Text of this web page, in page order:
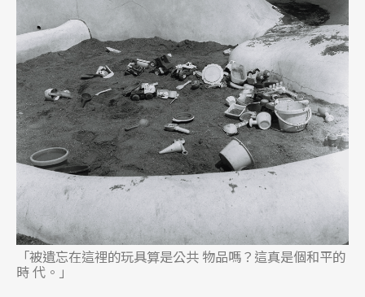
「被遺忘在這裡的玩具算是公共 物品嗎？這真是個和平的
時 代。」